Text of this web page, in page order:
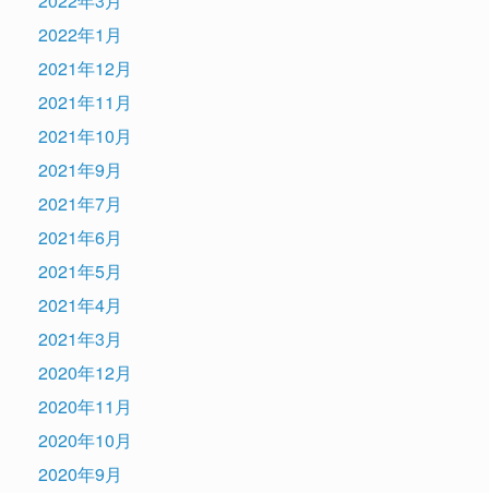
2022年1月
2021年12月
2021年11月
2021年10月
2021年9月
2021年7月
2021年6月
2021年5月
2021年4月
2021年3月
2020年12月
2020年11月
2020年10月
2020年9月